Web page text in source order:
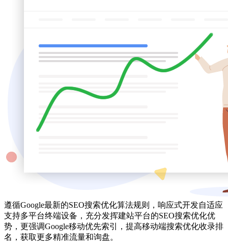
遵循Google最新的SEO搜索优化算法规则，响应式开发自适应
支持多平台终端设备，充分发挥建站平台的SEO搜索优化优
势，更强调Google移动优先索引，提高移动端搜索优化收录排
名，获取更多精准流量和询盘。